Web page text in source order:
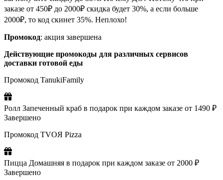
заказе от 450₽ до 2000₽ скидка будет 30%, а если больше
2000₽, то код скинет 35%. Неплохо!
Промокод: акция завершена
Действующие промокоды для различных сервисов
доставки готовой еды
Промокод TanukiFamily
Ролл Запеченный краб в подарок при каждом заказе от 1490 ₽
Завершено
Промокод TVOЯ Pizza
Пицца Домашняя в подарок при каждом заказе от 2000 ₽
Завершено